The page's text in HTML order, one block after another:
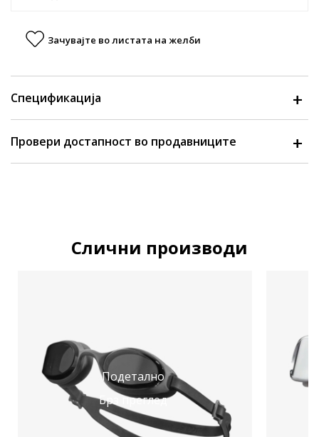
Зачувајте во листата на желби
Спецификација
Провери достапност во продавниците
Слични производи
Подетално
Брз преглед